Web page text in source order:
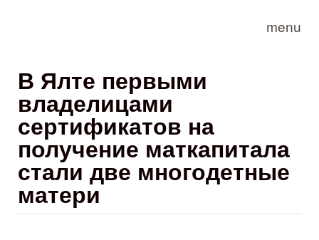
menu
В Ялте первыми
владелицами
сертификатов на
получение маткапитала
стали две многодетные
матери